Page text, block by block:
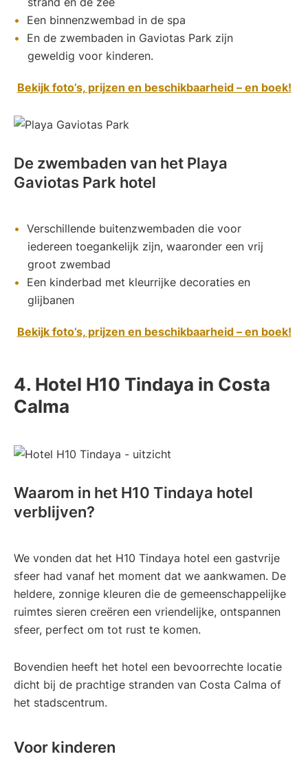
Een binnenzwembad in de spa
En de zwembaden in Gaviotas Park zijn
geweldig voor kinderen.
Bekijk foto’s, prijzen en beschikbaarheid – en boek!
De zwembaden van het Playa
Gaviotas Park hotel
Verschillende buitenzwembaden die voor
iedereen toegankelijk zijn, waaronder een vrij
groot zwembad
Een kinderbad met kleurrijke decoraties en
glijbanen
Bekijk foto’s, prijzen en beschikbaarheid – en boek!
4. Hotel H10 Tindaya in Costa
Calma
Waarom in het H10 Tindaya hotel
verblijven?
We vonden dat het H10 Tindaya hotel een gastvrije
sfeer had vanaf het moment dat we aankwamen. De
heldere, zonnige kleuren die de gemeenschappelijke
ruimtes sieren creëren een vriendelijke, ontspannen
sfeer, perfect om tot rust te komen.
Bovendien heeft het hotel een bevoorrechte locatie
dicht bij de prachtige stranden van Costa Calma of
het stadscentrum.
Voor kinderen